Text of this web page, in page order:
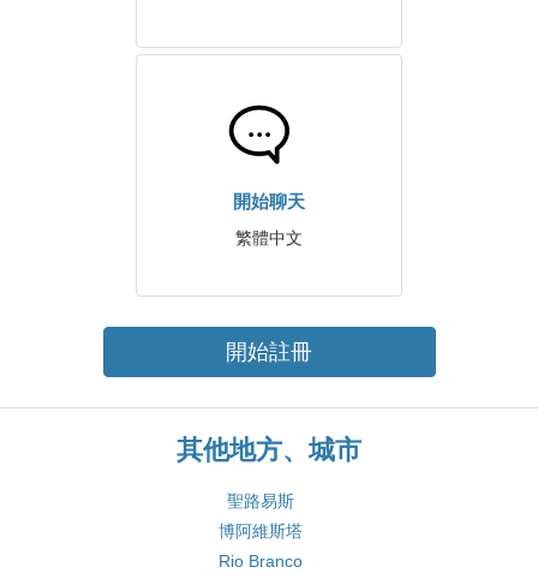
開始聊天
繁體中文
開始註冊
其他地方、城市
聖路易斯
博阿維斯塔
Rio Branco